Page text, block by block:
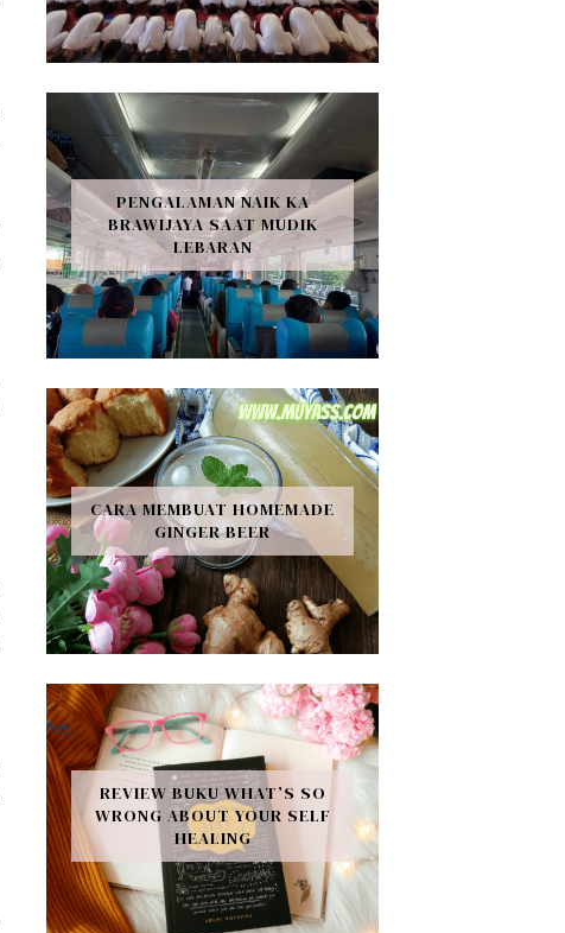
PENGALAMAN NAIK KA
BRAWIJAYA SAAT MUDIK
LEBARAN
CARA MEMBUAT HOMEMADE
GINGER BEER
REVIEW BUKU WHAT’S SO
WRONG ABOUT YOUR SELF
HEALING